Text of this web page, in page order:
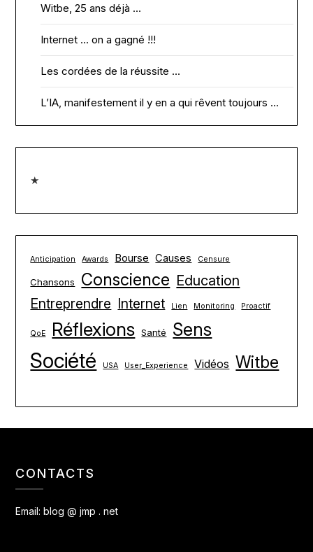
Witbe, 25 ans déjà …
Internet … on a gagné !!!
Les cordées de la réussite …
L’IA, manifestement il y en a qui rêvent toujours …
★
Anticipation Awards Bourse Causes Censure
Chansons Conscience Education
Entreprendre Internet Lien Monitoring Proactif
QoE Réflexions Santé Sens
Société USA User_Experience Vidéos Witbe
CONTACTS
Email: blog @ jmp . net